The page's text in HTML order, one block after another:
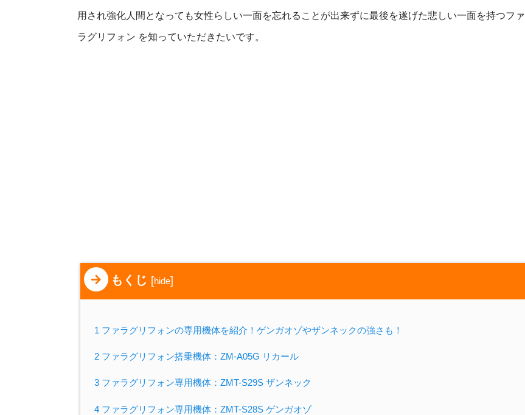
用され強化人間となっても女性らしい一面を忘れることが出来ずに最後を遂げた悲しい一面を持つファ
ラグリフォン を知っていただきたいです。
もくじ [hide]
1 ファラグリフォンの専用機体を紹介！ゲンガオゾやザンネックの強さも！
2 ファラグリフォン搭乗機体：ZM-A05G リカール
3 ファラグリフォン専用機体：ZMT-S29S ザンネック
4 ファラグリフォン専用機体：ZMT-S28S ゲンガオゾ